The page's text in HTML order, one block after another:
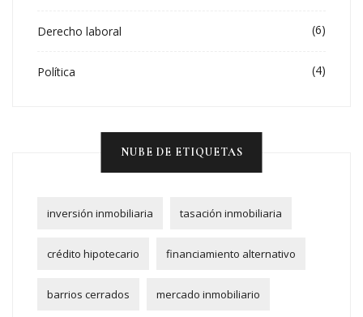
Derecho laboral (6)
Política (4)
NUBE DE ETIQUETAS
inversión inmobiliaria tasación inmobiliaria
crédito hipotecario financiamiento alternativo
barrios cerrados mercado inmobiliario